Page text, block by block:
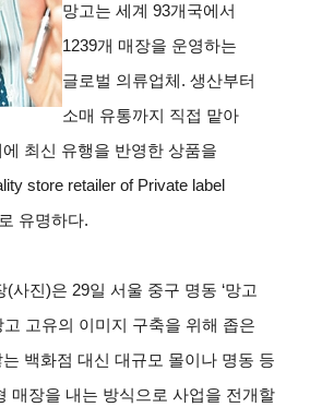
망고는 세계 93개국에서
1239개 매장을 운영하는
글로벌 의류업체. 생산부터
소매 유통까지 직접 맡아
최신 유행을 반영한 상품을
store retailer of Private label
유명하다.
사진)은 29일 서울 중구 명동 ‘망고
고 고유의 이미지 구축을 위해 좁은
백화점 대신 대규모 몰이나 명동 등
매장을 내는 방식으로 사업을 전개할